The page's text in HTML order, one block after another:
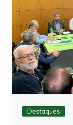
Destaques